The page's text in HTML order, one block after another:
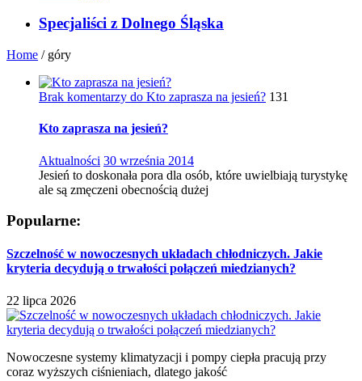
Specjaliści z Dolnego Śląska
Home / góry
Brak komentarzy do Kto zaprasza na jesień? 131
Kto zaprasza na jesień?
Aktualności 30 września 2014
Jesień to doskonała pora dla osób, które uwielbiają turystykę
ale są zmęczeni obecnością dużej
Popularne:
Szczelność w nowoczesnych układach chłodniczych. Jakie
kryteria decydują o trwałości połączeń miedzianych?
22 lipca 2026
Nowoczesne systemy klimatyzacji i pompy ciepła pracują przy
coraz wyższych ciśnieniach, dlatego jakość